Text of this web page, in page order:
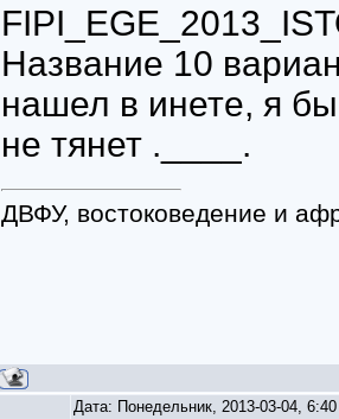
Название 10
нашел в инете, я
не тянет .____.
ДВФУ, востоковедение и
Дата: Понедельник, 2013-03-04,